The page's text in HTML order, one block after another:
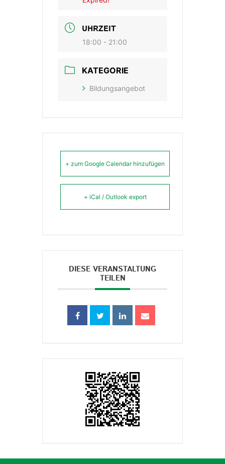
UHRZEIT
18:00 - 21:00
KATEGORIE
Bildungsangebot
+ zum Google Calendar hinzufügen
+ iCal / Outlook export
DIESE VERANSTALTUNG
TEILEN